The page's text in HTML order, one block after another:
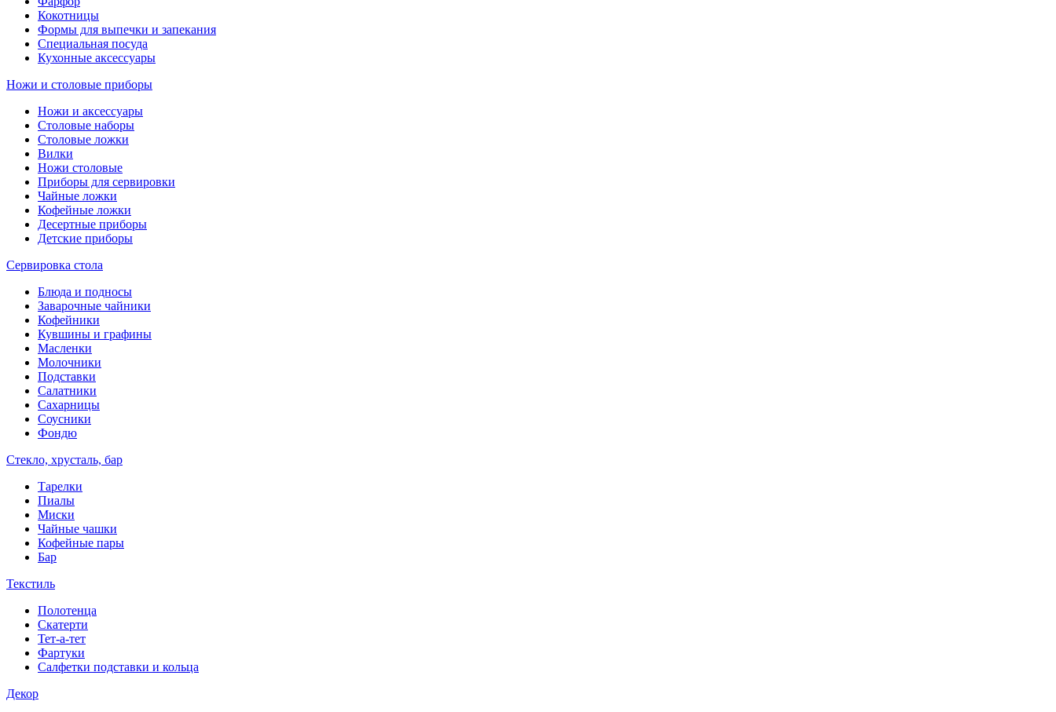
Кокотницы
Формы для выпечки и запекания
Специальная посуда
Кухонные аксессуары
Ножи и столовые приборы
Ножи и аксессуары
Столовые наборы
Столовые ложки
Вилки
Ножи столовые
Приборы для сервировки
Чайные ложки
Кофейные ложки
Десертные приборы
Детские приборы
Сервировка стола
Блюда и подносы
Заварочные чайники
Кофейники
Кувшины и графины
Масленки
Молочники
Подставки
Салатники
Сахарницы
Соусники
Фондю
Стекло, хрусталь, бар
Тарелки
Пиалы
Миски
Чайные чашки
Кофейные пары
Бар
Текстиль
Полотенца
Скатерти
Тет-а-тет
Фартуки
Салфетки подставки и кольца
Декор